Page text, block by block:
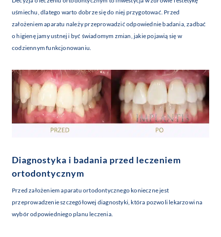
uśmiechu, dlatego warto dobrze się do niej przygotować. Przed
założeniem aparatu należy przeprowadzić odpowiednie badania, zadbać
o higienę jamy ustnej i być świadomym zmian, jakie pojawią się w
codziennym funkcjonowaniu.
Diagnostyka i badania przed leczeniem
ortodontycznym
Przed założeniem aparatu ortodontycznego konieczne jest
przeprowadzenie szczegółowej diagnostyki, która pozwoli lekarzowi na
wybór odpowiedniego planu leczenia.